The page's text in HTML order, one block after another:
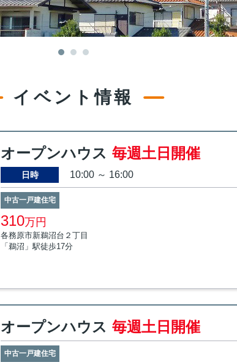
イベント情報
オープンハウス 毎週土日開催
日時 10:00 ～ 16:00
中古一戸建住宅
310万円
各務原市新鵜沼台２丁目
「鵜沼」駅徒歩17分
オープンハウス 毎週土日開催
中古一戸建住宅